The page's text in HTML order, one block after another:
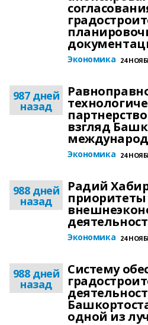
Экономика 24
987 дней
назад
взгляд
Экономика 24
988 дней
назад
Радий
приоритеты
Экономика 24
988 дней
назад
Систему
одной из